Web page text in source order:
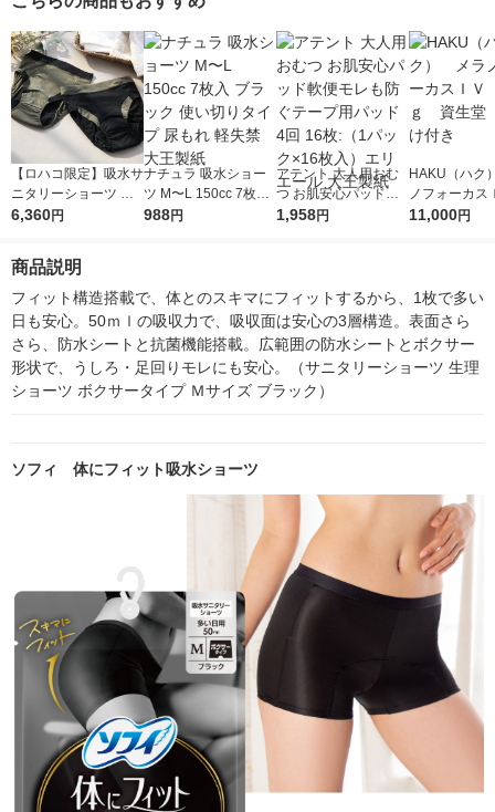
【ロハコ限定】吸水サ
ニタリーショーツ 昼
用 M カーキ+ブラック
計 肌に優しい綿混素
材 限定
6,360円
ナチュラ 吸水ショー
ツ M〜L 150cc 7枚入
ブラック 使い切りタ
988円
アテント 大人用おむ
つ お肌安心パッド軟
便モレも防ぐテープ用
1,958円
HAKU（ハ
ノフォーカ
5ｇ 資生堂
11,000円
商品説明
フィット構造搭載で、体とのスキマにフィットするから、1枚で多い
日も安心。50ｍｌの吸収力で、吸収面は安心の3層構造。表面さら
さら、防水シートと抗菌機能搭載。広範囲の防水シートとボクサー
形状で、うしろ・足回りモレにも安心。（サニタリーショーツ 生理
ショーツ ボクサータイプ Ｍサイズ ブラック）
ソフィ 体にフィット吸水ショーツ